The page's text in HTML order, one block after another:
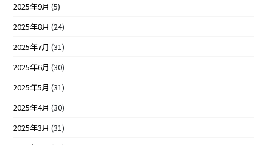
2025年9月 (5)
2025年8月 (24)
2025年7月 (31)
2025年6月 (30)
2025年5月 (31)
2025年4月 (30)
2025年3月 (31)